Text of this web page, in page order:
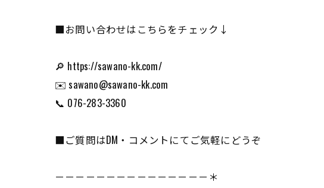
■お問い合わせはこちらをチェック↓
🔎 https://sawano-kk.com/
✉️ sawano@sawano-kk.com
📞 076-283-3360
■ご質問はDM・コメントにてご気軽にどうぞ
－－－－－－－－－－－－－－－＊